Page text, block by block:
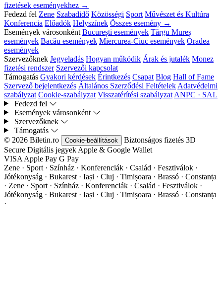
fizetések eseményekhez →
Fedezd fel Zene Szabadidő Közösségi Sport Művészet és Kultúra
Konferencia Előadók Helyszínek Összes esemény →
Események városonként București események Târgu Mureș
események Bacău események Miercurea-Ciuc események Oradea
események
Szervezőknek Jegyeladás Hogyan működik Árak és jutalék Monez
fizetési rendszer Szervezői kapcsolat
Támogatás Gyakori kérdések Érintkezés Csapat Blog Hall of Fame
Szervező bejelentkezés Általános Szerződési Feltételek Adatvédelmi
szabályzat Cookie-szabályzat Visszatérítési szabályzat ANPC · SAL
Fedezd fel
Események városonként
Szervezőknek
Támogatás
© 2026 Biletin.ro
Cookie-beállítások Biztonságos fizetés 3D
Secure Digitális jegyek Apple & Google Wallet
VISA Apple Pay G Pay
Zene · Sport · Színház · Konferenciák · Család · Fesztiválok ·
Jótékonyság · Bukarest · Iași · Cluj · Timișoara · Brassó · Constanța
· Zene · Sport · Színház · Konferenciák · Család · Fesztiválok ·
Jótékonyság · Bukarest · Iași · Cluj · Timișoara · Brassó · Constanța
·